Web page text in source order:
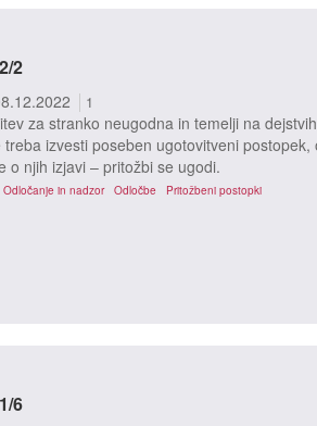
2
1
za stranko neugodna in temelji na
izvesti poseben ugotovitveni
o njih izjavi – pritožbi se ugodi.
Odločanje in nadzor Odločbe Pritožbeni postopki
6